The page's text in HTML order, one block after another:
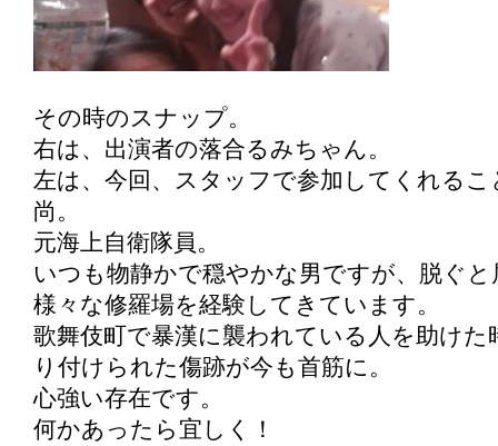
その時のスナップ。
右は、出演者の落合るみちゃん。
左は、今回、スタッフで参加してくれる
尚。
元海上自衛隊員。
いつも物静かで穏やかな男ですが、脱ぐと
様々な修羅場を経験してきています。
歌舞伎町で暴漢に襲われている人を助けた
り付けられた傷跡が今も首筋に。
心強い存在です。
何かあったら宜しく！